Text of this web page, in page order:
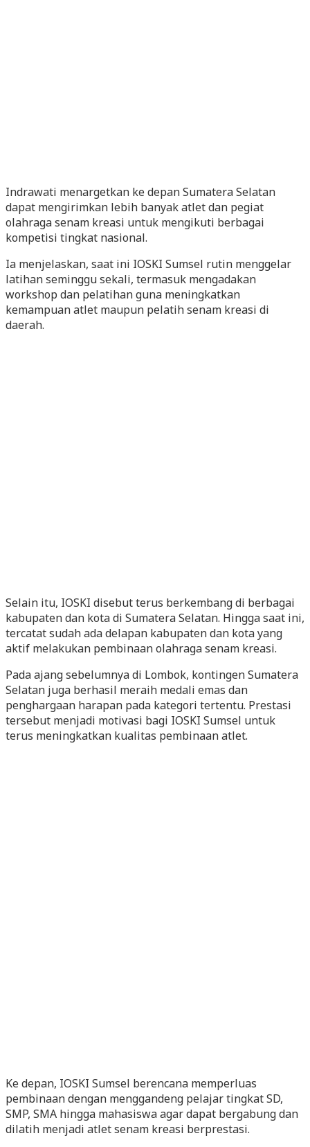
Indrawati menargetkan ke depan Sumatera Selatan
dapat mengirimkan lebih banyak atlet dan pegiat
olahraga senam kreasi untuk mengikuti berbagai
kompetisi tingkat nasional.
Ia menjelaskan, saat ini IOSKI Sumsel rutin menggelar
latihan seminggu sekali, termasuk mengadakan
workshop dan pelatihan guna meningkatkan
kemampuan atlet maupun pelatih senam kreasi di
daerah.
Selain itu, IOSKI disebut terus berkembang di berbagai
kabupaten dan kota di Sumatera Selatan. Hingga saat ini,
tercatat sudah ada delapan kabupaten dan kota yang
aktif melakukan pembinaan olahraga senam kreasi.
Pada ajang sebelumnya di Lombok, kontingen Sumatera
Selatan juga berhasil meraih medali emas dan
penghargaan harapan pada kategori tertentu. Prestasi
tersebut menjadi motivasi bagi IOSKI Sumsel untuk
terus meningkatkan kualitas pembinaan atlet.
Ke depan, IOSKI Sumsel berencana memperluas
pembinaan dengan menggandeng pelajar tingkat SD,
SMP, SMA hingga mahasiswa agar dapat bergabung dan
dilatih menjadi atlet senam kreasi berprestasi.